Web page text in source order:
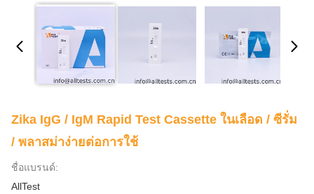
Zika IgG / IgM Rapid Test Cassette ในเลือด / ซีรั่ม
/ พลาสม่าง่ายต่อการใช้
ชื่อแบรนด์:
AllTest